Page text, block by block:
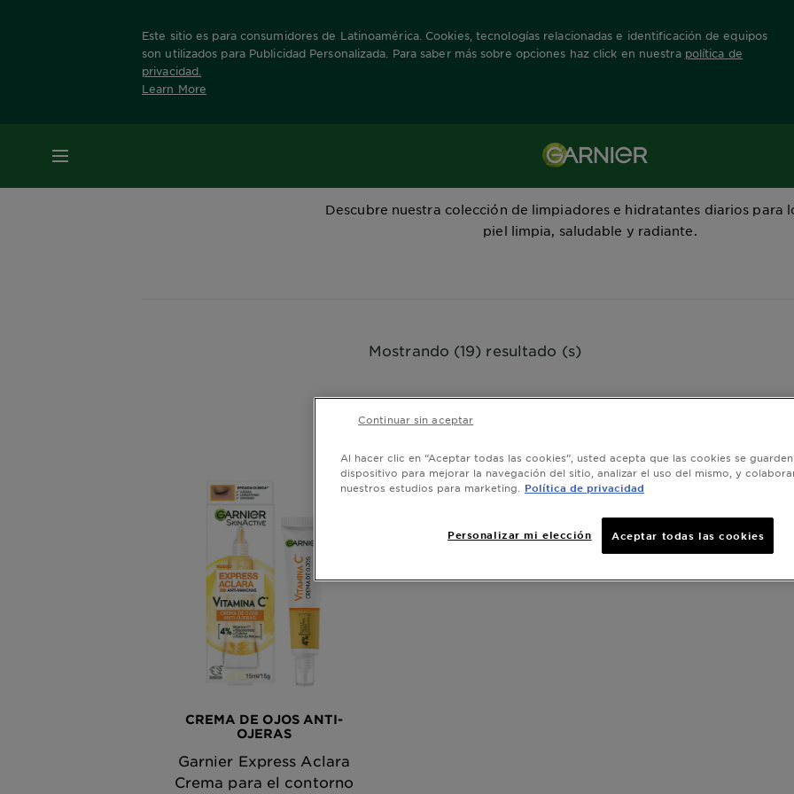
Este sitio es para consumidores de Latinoamérica. Cookies, tecnologías relacionadas e identificación de equipos
son utilizados para Publicidad Personalizada. Para saber más sobre opciones haz click en nuestra política de
privacidad
Learn More
MENÚ
Home Productos
Limpiadores E Hidratantes Skin Active
Descubre nuestra colección de limpiadores e hidratantes diarios para
piel limpia, saludable y radiante.
Mostrando (19) resultado (s)
CREMA DE OJOS ANTI-
OJERAS
Garnier Express Aclara
Crema para el contorno
Al hacer clic en “Aceptar todas las cookies”, usted acepta que las cookies se
dispositivo para mejorar la navegación del sitio, analizar el uso del mismo, y
nuestros estudios para marketing.
Política de privacidad
Personalizar mi elección Aceptar todas las cookies
Continuar sin aceptar